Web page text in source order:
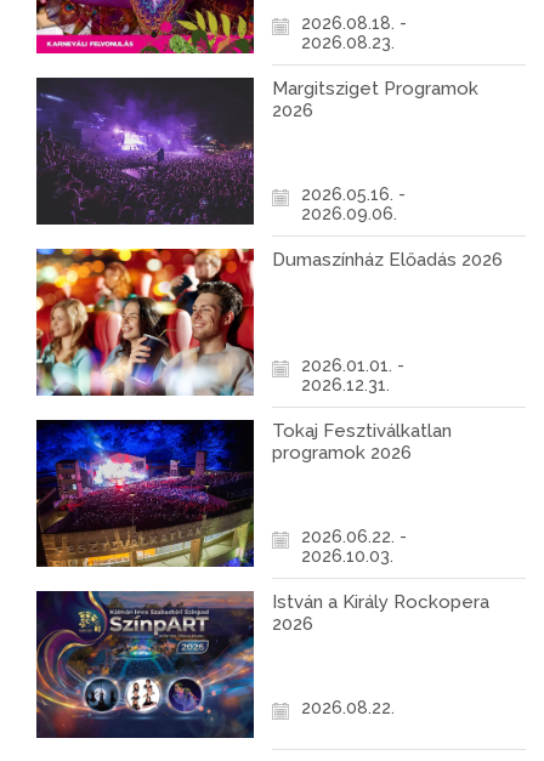
2026.08.18. -
2026.08.23.
Margitsziget Programok
2026
2026.05.16. -
2026.09.06.
Dumaszínház Előadás 2026
2026.01.01. -
2026.12.31.
Tokaj Fesztiválkatlan
programok 2026
2026.06.22. -
2026.10.03.
István a Király Rockopera
2026
2026.08.22.